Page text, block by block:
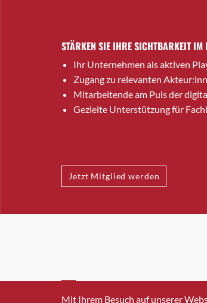
STÄRKEN SIE IHRE SICHTBARKEIT IM
Ihr Unternehmen als aktiven
Zugang zu relevanten
Mitarbeitende am Puls der
Gezielte Unterstützung für
Jetzt Mitglied werden
INFO@SWISSICT.CH
Mit Ihrem Besuch auf unserer